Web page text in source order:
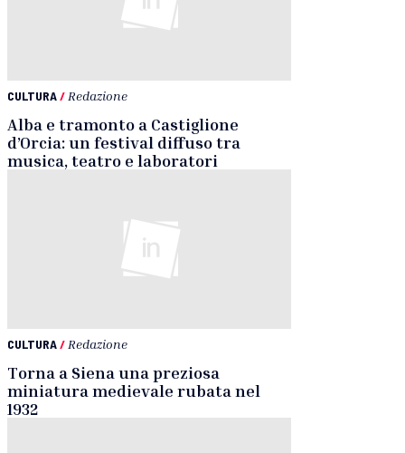
CULTURA/ Redazione
Alba e tramonto a Castiglione
d’Orcia: un festival diffuso tra
musica, teatro e laboratori
CULTURA/ Redazione
Torna a Siena una preziosa
miniatura medievale rubata nel
1932